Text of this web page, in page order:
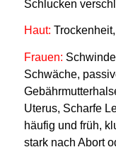
Schlucken
Haut:
Frauen:
Schwäche,
Uterus, Scharfe
häufig und früh,
stark nach Abort